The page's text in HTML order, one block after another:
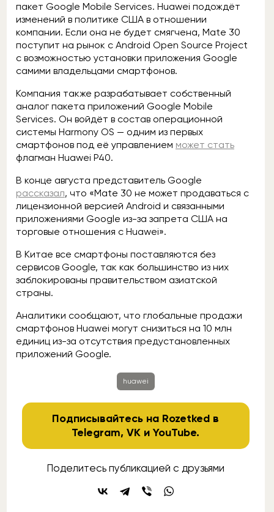
пакет Google Mobile Services. Huawei подождёт
изменений в политике США в отношении
компании. Если она не будет смягчена, Mate 30
поступит на рынок с Android Open Source Project
с возможностью установки приложения Google
самими владельцами смартфонов.
Компания также разрабатывает собственный
аналог пакета приложений Google Mobile
Services. Он войдёт в состав операционной
системы Harmony OS — одним из первых
смартфонов под её управлением может стать
флагман Huawei P40.
В конце августа представитель Google
рассказал, что «Mate 30 не может продаваться с
лицензионной версией Android и связанными
приложениями Google из-за запрета США на
торговые отношения с Huawei».
В Китае все смартфоны поставляются без
сервисов Google, так как большинство из них
заблокированы правительством азиатской
страны.
Аналитики сообщают, что глобальные продажи
смартфонов Huawei могут снизиться на 10 млн
единиц из-за отсутствия предустановленных
приложений Google.
huawei
Подписывайтесь на Rozetked в
Telegram,VK иYouTube.
Поделитесь публикацией с друзьями